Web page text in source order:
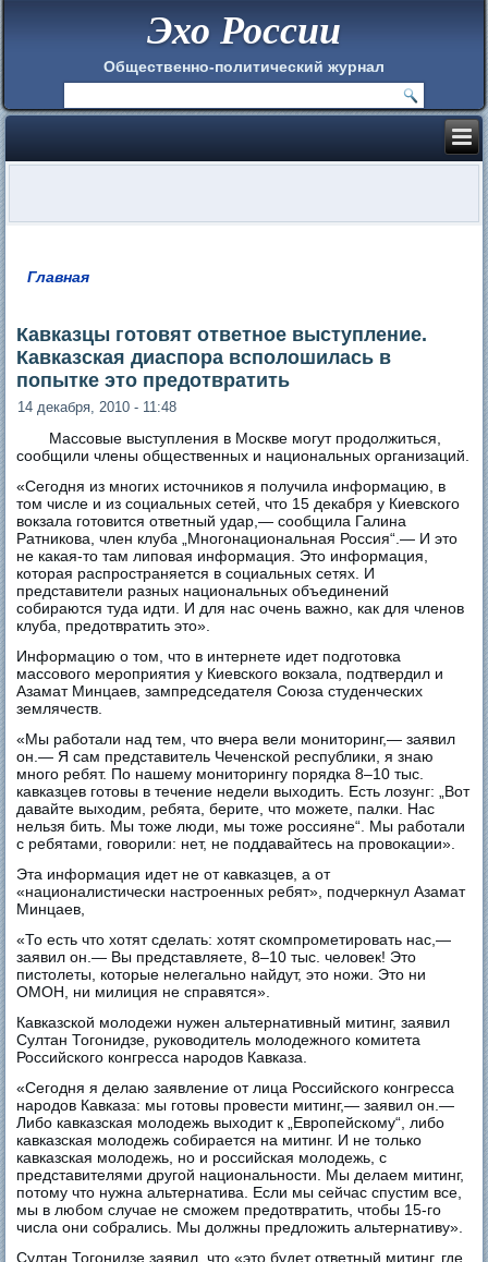
Эхо России
Общественно-политический журнал
Главная
Кавказцы готовят ответное выступление.
Кавказская диаспора всполошилась в
попытке это предотвратить
14 декабря, 2010 - 11:48
Массовые выступления в Москве могут продолжиться,
сообщили члены общественных и национальных организаций.
«Сегодня из многих источников я получила информацию, в
том числе и из социальных сетей, что 15 декабря у Киевского
вокзала готовится ответный удар,— сообщила Галина
Ратникова, член клуба „Многонациональная Россия“.— И это
не какая-то там липовая информация. Это информация,
которая распространяется в социальных сетях. И
представители разных национальных объединений
собираются туда идти. И для нас очень важно, как для членов
клуба, предотвратить это».
Информацию о том, что в интернете идет подготовка
массового мероприятия у Киевского вокзала, подтвердил и
Азамат Минцаев, зампредседателя Союза студенческих
землячеств.
«Мы работали над тем, что вчера вели мониторинг,— заявил
он.— Я сам представитель Чеченской республики, я знаю
много ребят. По нашему мониторингу порядка 8–10 тыс.
кавказцев готовы в течение недели выходить. Есть лозунг: „Вот
давайте выходим, ребята, берите, что можете, палки. Нас
нельзя бить. Мы тоже люди, мы тоже россияне“. Мы работали
с ребятами, говорили: нет, не поддавайтесь на провокации».
Эта информация идет не от кавказцев, а от
«националистически настроенных ребят», подчеркнул Азамат
Минцаев,
«То есть что хотят сделать: хотят скомпрометировать нас,—
заявил он.— Вы представляете, 8–10 тыс. человек! Это
пистолеты, которые нелегально найдут, это ножи. Это ни
ОМОН, ни милиция не справятся».
Кавказской молодежи нужен альтернативный митинг, заявил
Султан Тогонидзе, руководитель молодежного комитета
Российского конгресса народов Кавказа.
«Сегодня я делаю заявление от лица Российского конгресса
народов Кавказа: мы готовы провести митинг,— заявил он.—
Либо кавказская молодежь выходит к „Европейскому“, либо
кавказская молодежь собирается на митинг. И не только
кавказская молодежь, но и российская молодежь, с
представителями другой национальности. Мы делаем митинг,
потому что нужна альтернатива. Если мы сейчас спустим все,
мы в любом случае не сможем предотвратить, чтобы 15-го
числа они собрались. Мы должны предложить альтернативу».
Султан Тогонидзе заявил, что «это будет ответный митинг, где